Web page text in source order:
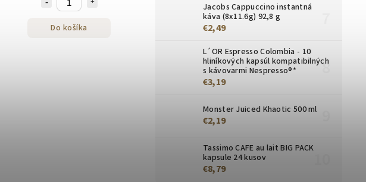
Jacobs Cappuccino instantná
káva (8x11.6g) 92,8 g
€2,49
L´OR Espresso Colombia - 10
hliníkových kapsúl kompatibilných
s kávovarmi Nespresso®*
€3,19
Monster Juiced Khaotic 500 ml
€2,19
Tassimo CAFE au lait BIG PACK
kapsule 24 kusov
€8,79
Do košíka